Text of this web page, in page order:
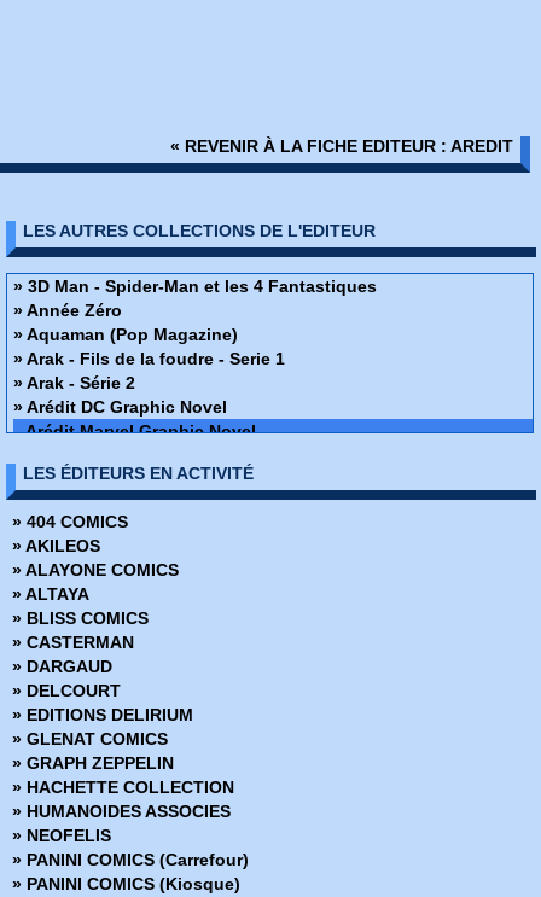
« REVENIR À LA FICHE EDITEUR : AREDIT
LES AUTRES COLLECTIONS DE L'EDITEUR
» 3D Man - Spider-Man et les 4 Fantastiques
» Année Zéro
» Aquaman (Pop Magazine)
» Arak - Fils de la foudre - Serie 1
» Arak - Série 2
» Arédit DC Graphic Novel
Arédit Marvel Graphic Novel
» Artima Color Marvel Géant
» Atari Force
» Atom - Artima Color DC Géant
» Atom (Pop Magazine)
» Best of Marvel
» Bomba (Pop Magazine)
» Camelot 3000
» Captain Action (Pop Magazine)
» Captain America - Serie 1
» Captain America - Serie 2
» Captain America Spécial
» Captain Carotte
» Captain Comète et Superman
» Captain Victory
» Comics Parade
» Conan - Pocket NB
» Conan Géant
» Conan Hors Serie
LES ÉDITEURS EN ACTIVITÉ
» 404 COMICS
» AKILEOS
» ALAYONE COMICS
» ALTAYA
» BLISS COMICS
» CASTERMAN
» DARGAUD
» DELCOURT
» EDITIONS DELIRIUM
» GLENAT COMICS
» GRAPH ZEPPELIN
» HACHETTE COLLECTION
» HUMANOIDES ASSOCIES
» NEOFELIS
» PANINI COMICS (Carrefour)
» PANINI COMICS (Kiosque)